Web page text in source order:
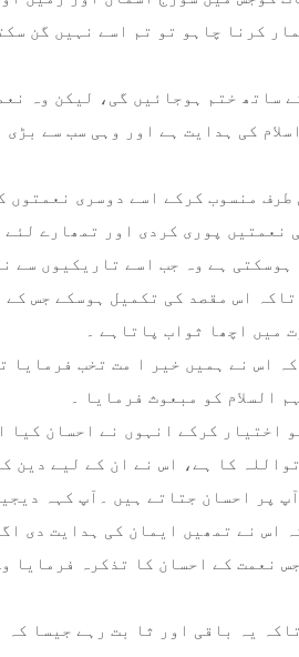
کرنا چاہو تو تم اسے نہیں گن
ساتھ ختم ہوجائیں گی، لیکن وہ
کی ہدایت ہے اور وہی سب سے
منسوب کرکے اسے دوسری
پوری کردی اور تمھارے لئے
ہے وہ جب اسے تاریکیوں سے
اس مقصد کی تکمیل ہوسکے جس
میں اچھا ثواب پاتاہے ۔
اس نے ہمیں خیر ا مت تخب فرمایا
السلام کو مبعوث فرمایا ۔
اختیار کرکے انہوں نے احسان
کا ہے، اس نے ان کے لیے دین
پر احسان جتاتے ہیں ۔آپ کہہ
نے تمھیں ایمان کی ہدایت دی اگر
نعمت کے احسان کا تذکرہ فرمایا
یہ باقی اور ثا بت رہے جیسا